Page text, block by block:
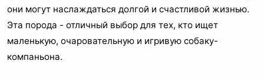
они могут наслаждаться долгой и счастливой жизнью.
Эта порода - отличный выбор для тех, кто ищет
маленькую, очаровательную и игривую собаку-
компаньона.